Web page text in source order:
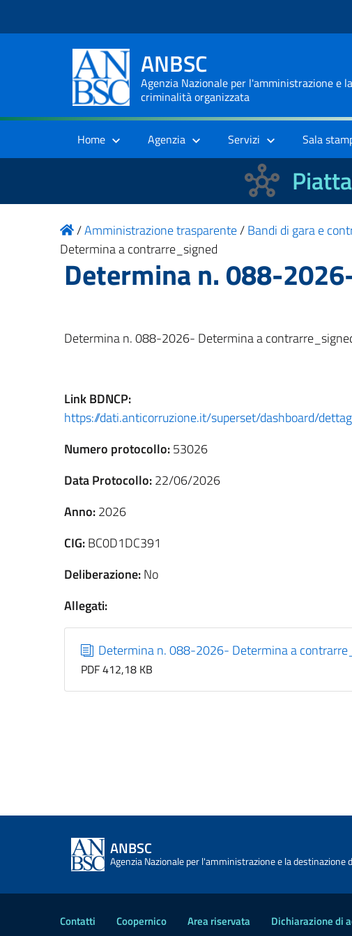
ANBSC
Agenzia Nazionale per l'amministrazione e
criminalità organizzata
Home Agenzia Servizi Sala
/Amministrazione trasparente/Bandi di gara e
Determina a contrarre_signed
Determina n. 088-
Determina n. 088-2026- Determina a
LinkBDNCP:
https://dati.anticorruzione.it/superset/dashboard/
Numero protocollo:53026
Data Protocollo:22/06/2026
Anno:2026
CIG:BC0D1DC391
Deliberazione:No
Allegati:
Determina n. 088-2026- Determina a
PDF 412,18 KB
ANBSC
Agenzia Nazionale per l'amministrazione e la
Contatti Coopernico Area riservata Dichiarazione di